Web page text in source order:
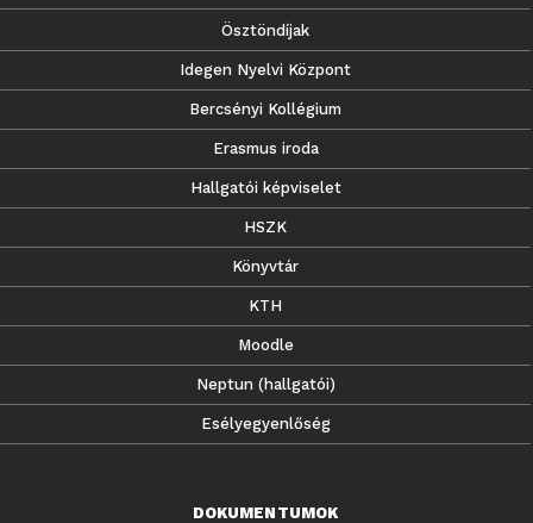
Ösztöndíjak
Idegen Nyelvi Központ
Bercsényi Kollégium
Erasmus iroda
Hallgatói képviselet
HSZK
Könyvtár
KTH
Moodle
Neptun (hallgatói)
Esélyegyenlőség
DOKUMENTUMOK